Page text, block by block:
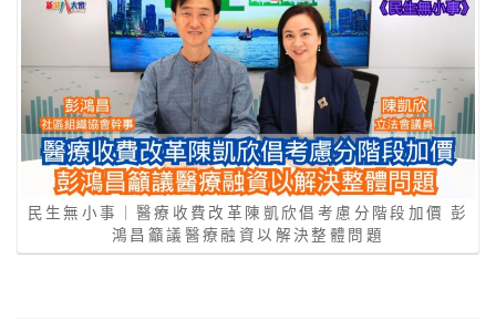
民生無小事｜醫療收費改革陳凱欣倡考慮分階段加價 彭
鴻昌籲議醫療融資以解決整體問題